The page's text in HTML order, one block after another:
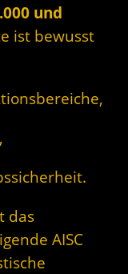
und
ist bewusst
das
AISC